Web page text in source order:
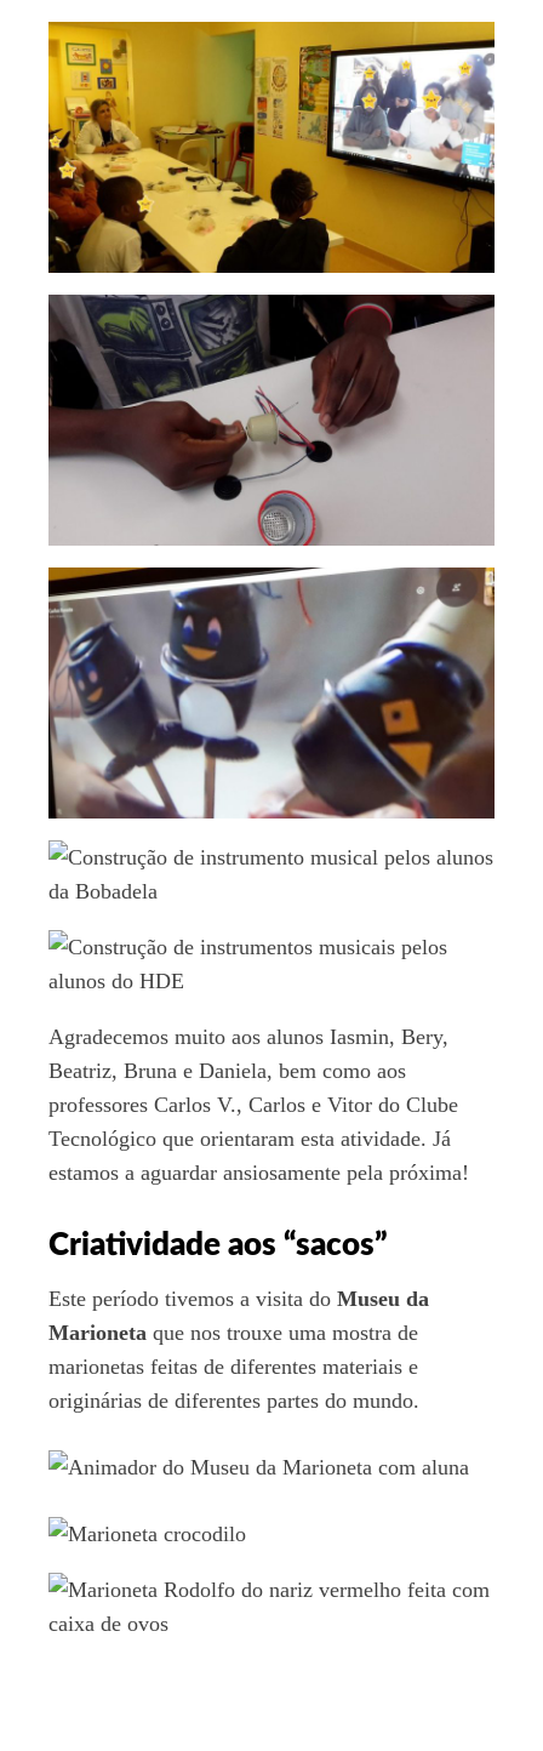
Agradecemos muito aos alunos Iasmin, Bery,
Beatriz, Bruna e Daniela, bem como aos
professores Carlos V., Carlos e Vitor do Clube
Tecnológico que orientaram esta atividade. Já
estamos a aguardar ansiosamente pela próxima!
Criatividade aos “sacos”
Este período tivemos a visita do Museu da
Marioneta que nos trouxe uma mostra de
marionetas feitas de diferentes materiais e
originárias de diferentes partes do mundo.